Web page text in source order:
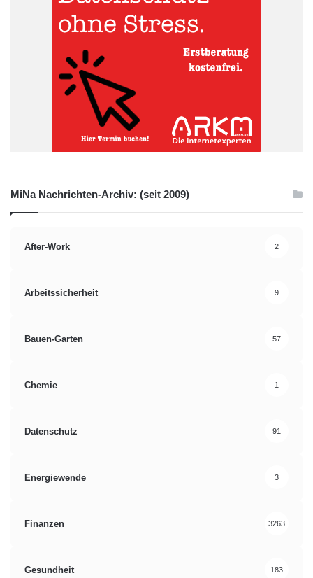
MiNa Nachrichten-Archiv: (seit 2009)
After-Work 2
Arbeitssicherheit 9
Bauen-Garten 57
Chemie 1
Datenschutz 91
Energiewende 3
Finanzen 3263
Gesundheit 183